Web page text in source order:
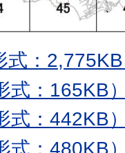
式：
式：165KB
式：442KB
式：480KB